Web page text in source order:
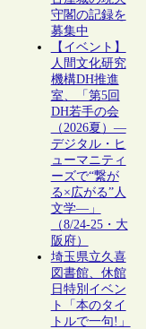
守閣の記録を
募集中
【イベント】
人間文化研究
機構DH推進
室、「第5回
DH若手の会
（2026夏）―
デジタル・ヒ
ューマニティ
ーズで“繋が
る×広がる”人
文学―」
（8/24-25・大
阪府）
埼玉県立久喜
図書館、休館
日特別イベン
ト「本のタイ
トルで一句!」